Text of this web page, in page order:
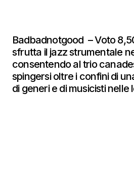
Badbadnotgood – Voto
sfrutta il jazz strumentale
consentendo al trio
spingersi oltre i confini di
di generi e di musicisti